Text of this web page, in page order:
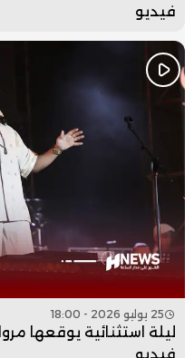
فيديو
25 يوليو 2026 - 18:00
ليلة استثنائية يوقعها
فيديو